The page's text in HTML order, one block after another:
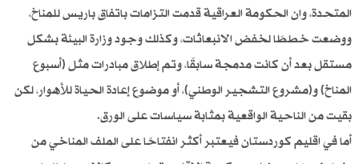
المتحدة، وان الحكومة العراقية قدمت التزامات باتفاق باريس للمناخ،
ووضعت خططًا لخفض الانبعاثات، وكذلك وجود وزارة البيئة بشكل
مستقل بعد أن كانت مدمجة سابقًا، وتم إطلاق مبادرات مثل (أسبوع
المناخ) و(مشروع التشجير الوطني)، أو موضوع إعادة الحياة للأهوار، لكن
بقيت من الناحية الواقعية بمثابة سياسات على الورق.
أما في اقليم كوردستان فيعتبر أكثر انفتاحًا على الملف المناخي من